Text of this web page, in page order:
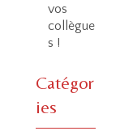
vos
collègue
s !
Catégor
ies